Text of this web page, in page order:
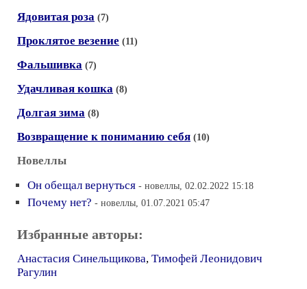
Ядовитая роза (7)
Проклятое везение (11)
Фальшивка (7)
Удачливая кошка (8)
Долгая зима (8)
Возвращение к пониманию себя (10)
Новеллы
Он обещал вернуться - новеллы, 02.02.2022 15:18
Почему нет? - новеллы, 01.07.2021 05:47
Избранные авторы:
Анастасия Синельщикова, Тимофей Леонидович
Рагулин